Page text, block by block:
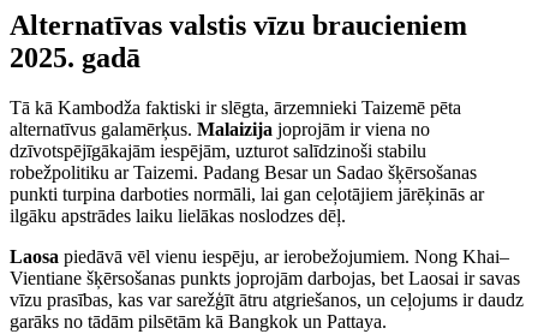
Alternatīvas valstis vīzu braucieniem
2025. gadā
Tā kā Kambodža faktiski ir slēgta, ārzemnieki Taizemē pēta
alternatīvus galamērķus. Malaizija joprojām ir viena no
dzīvotspējīgākajām iespējām, uzturot salīdzinoši stabilu
robežpolitiku ar Taizemi. Padang Besar un Sadao šķērsošanas
punkti turpina darboties normāli, lai gan ceļotājiem jārēķinās ar
ilgāku apstrādes laiku lielākas noslodzes dēļ.
Laosa piedāvā vēl vienu iespēju, ar ierobežojumiem. Nong Khai–
Vientiane šķērsošanas punkts joprojām darbojas, bet Laosai ir savas
vīzu prasības, kas var sarežģīt ātru atgriešanos, un ceļojums ir daudz
garāks no tādām pilsētām kā Bangkok un Pattaya.